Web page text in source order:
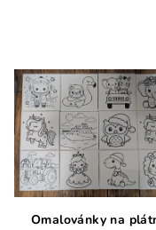
Omalovánky na